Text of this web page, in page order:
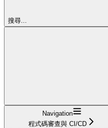
搜尋...
Navigation
程式碼審查與 CI/CD